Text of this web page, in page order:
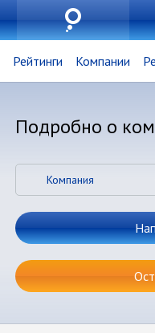
Рейтинги Компании
Подробно о
Компания